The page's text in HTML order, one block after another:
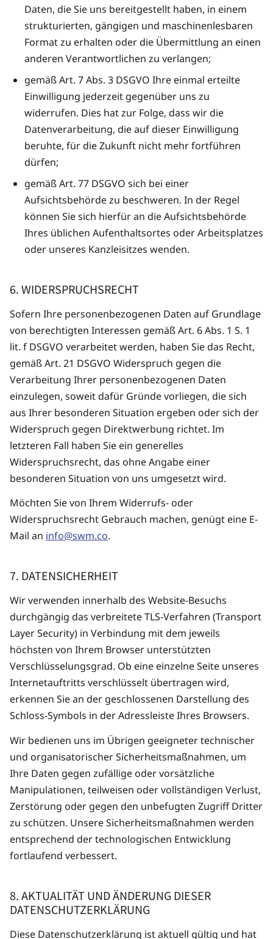
Daten, die Sie uns bereitgestellt haben, in einem
strukturierten, gängigen und maschinen­lesbaren
Format zu erhalten oder die Übermittlung an einen
anderen Verantwortlichen zu verlangen;
gemäß Art. 7 Abs. 3 DSGVO Ihre einmal erteilte
Einwilligung jederzeit gegenüber uns zu
widerrufen. Dies hat zur Folge, dass wir die
Datenverarbeitung, die auf dieser Einwilligung
beruhte, für die Zukunft nicht mehr fortführen
dürfen;
gemäß Art. 77 DSGVO sich bei einer
Aufsichtsbehörde zu beschweren. In der Regel
können Sie sich hierfür an die Aufsichtsbehörde
Ihres üblichen Aufenthaltsortes oder Arbeitsplatzes
oder unseres Kanzleisitzes wenden.
6. WIDERSPRUCHSRECHT
Sofern Ihre personenbezogenen Daten auf Grundlage
von berechtigten Interessen gemäß Art. 6 Abs. 1 S. 1
lit. f DSGVO verarbeitet werden, haben Sie das Recht,
gemäß Art. 21 DSGVO Widerspruch gegen die
Verarbeitung Ihrer personenbezogenen Daten
einzulegen, soweit dafür Gründe vorliegen, die sich
aus Ihrer besonderen Situation ergeben oder sich der
Widerspruch gegen Direktwerbung richtet. Im
letzteren Fall haben Sie ein generelles
Widerspruchsrecht, das ohne Angabe einer
besonderen Situation von uns umgesetzt wird.
Möchten Sie von Ihrem Widerrufs- oder
Widerspruchsrecht Gebrauch machen, genügt eine E-
Mail an info@swm.co.
7. DATENSICHERHEIT
Wir verwenden innerhalb des Website-Besuchs
durchgängig das verbreitete TLS-Verfahren (Transport
Layer Security) in Verbindung mit dem jeweils
höchsten von Ihrem Browser unterstützten
Verschlüsselungs­grad. Ob eine einzelne Seite unseres
Internetauftritts verschlüsselt übertragen wird,
erkennen Sie an der geschlossenen Darstellung des
Schloss-Symbols in der Adress­leiste Ihres Browsers.
Wir bedienen uns im Übrigen geeigneter technischer
und organisatorischer Sicherheitsmaßnahmen, um
Ihre Daten gegen zufällige oder vorsätzliche
Manipulationen, teilweisen oder vollständigen Verlust,
Zerstörung oder gegen den unbefugten Zugriff Dritter
zu schützen. Unsere Sicherheits­maßnahmen werden
entsprechend der technologischen Entwicklung
fortlaufend verbessert.
8. AKTUALITÄT UND ÄNDERUNG DIESER
DATENSCHUTZERKLÄRUNG
Diese Datenschutzerklärung ist aktuell gültig und hat